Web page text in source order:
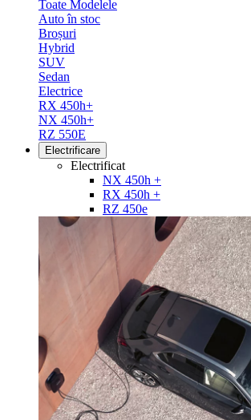
Toate Modelele
Auto în stoc
Broșuri
Hybrid
SUV
Sedan
Electrice
RX 450h+
NX 450h+
RZ 550E
Electrificare
Electrificat
NX 450h +
RX 450h +
RZ 450e